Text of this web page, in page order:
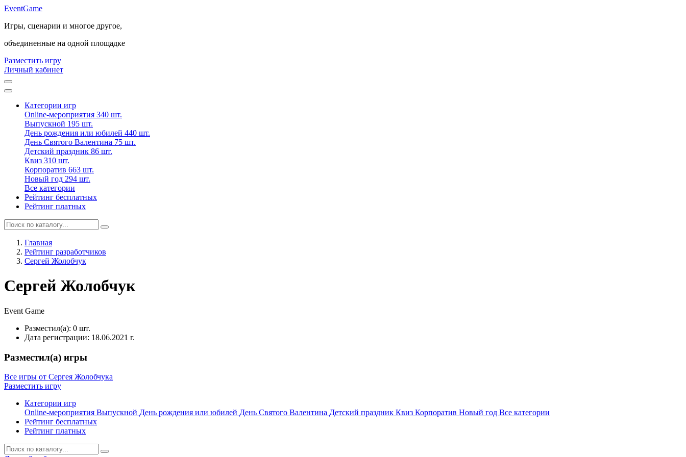
EventGame
Игры, сценарии и многое другое,
объединенные на одной площадке
Разместить игру
Личный кабинет
Категории игр
Online-мероприятия 340 шт.
Выпускной 195 шт.
День рождения или юбилей 440 шт.
День Святого Валентина 75 шт.
Детский праздник 86 шт.
Квиз 310 шт.
Корпоратив 663 шт.
Новый год 294 шт.
Все категории
Рейтинг бесплатных
Рейтинг платных
Главная
Рейтинг разработчиков
Сергей Жолобчук
Сергей Жолобчук
Event Game
Разместил(а): 0 шт.
Дата регистрации: 18.06.2021 г.
Разместил(а) игры
Все игры от Сергея Жолобчука
Разместить игру
Категории игр
Online-мероприятия Выпускной День рождения или юбилей День Святого Валентина Детский праздник Квиз Корпоратив Новый год Все категории
Рейтинг бесплатных
Рейтинг платных